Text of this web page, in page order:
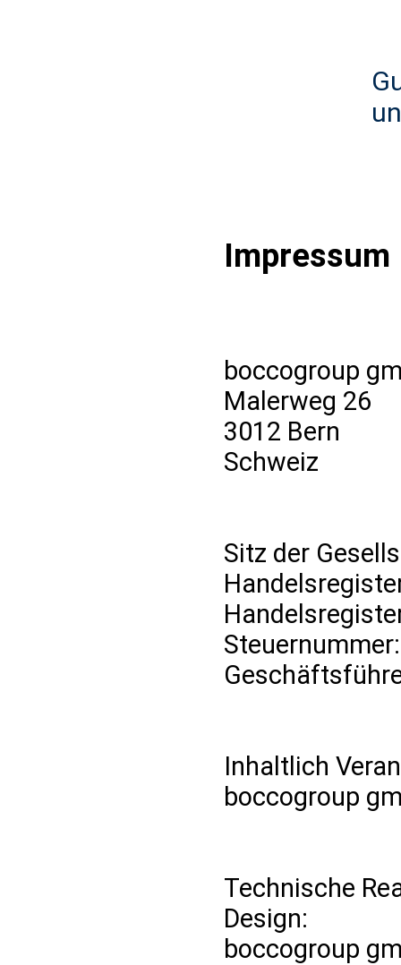
Impressum
boccogroup
Malerweg 26
3012 Bern
Schweiz
Sitz der
Inhaltlich
boccogroup
Technische
Design:
boccogroup